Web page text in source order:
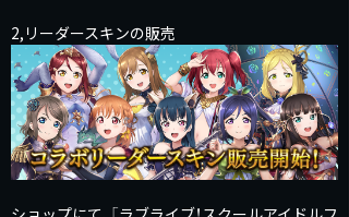
2,リーダースキンの販売